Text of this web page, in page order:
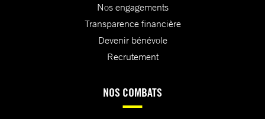
Nos engagements
Transparence financière
Devenir bénévole
Recrutement
NOS COMBATS